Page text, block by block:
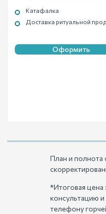
Катафалка
Доставка ритуальной
Оформить
План и полнота
*Итоговая цена
консультацию
телефону